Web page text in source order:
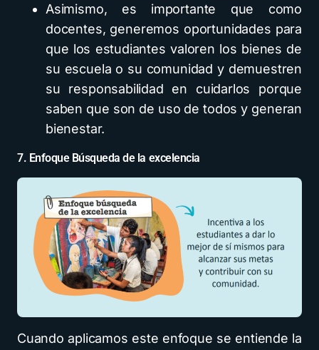
Asimismo, es importante que como
docentes, generemos oportunidades para
que los estudiantes valoren los bienes de
su escuela o su comunidad y demuestren
su responsabilidad en cuidarlos porque
saben que son de uso de todos y generan
bienestar.
7. Enfoque Búsqueda de la excelencia
Cuando aplicamos este enfoque se entiende la